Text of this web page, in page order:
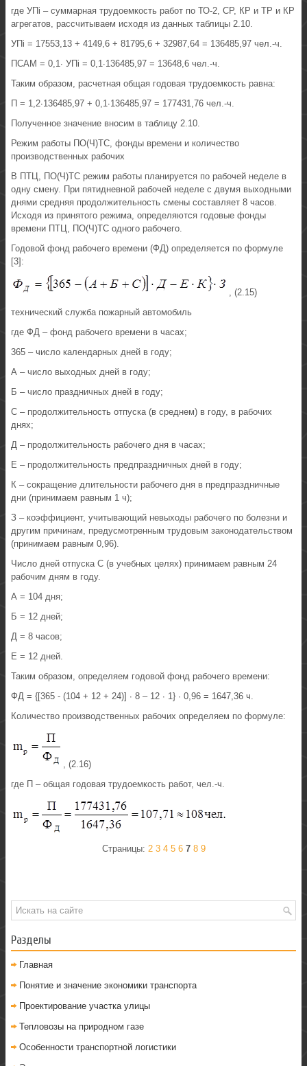
где УПi – суммарная трудоемкость работ по ТО-2, СР, КР и ТР и КР
агрегатов, рассчитываем исходя из данных таблицы 2.10.
УПi = 17553,13 + 4149,6 + 81795,6 + 32987,64 = 136485,97 чел.-ч.
ПСАМ = 0,1· УПi = 0,1·136485,97 = 13648,6 чел.-ч.
Таким образом, расчетная общая годовая трудоемкость равна:
П = 1,2·136485,97 + 0,1·136485,97 = 177431,76 чел.-ч.
Полученное значение вносим в таблицу 2.10.
Режим работы ПО(Ч)ТС, фонды времени и количество
производственных рабочих
В ПТЦ, ПО(Ч)ТС режим работы планируется по рабочей неделе в
одну смену. При пятидневной рабочей неделе с двумя выходными
днями средняя продолжительность смены составляет 8 часов.
Исходя из принятого режима, определяются годовые фонды
времени ПТЦ, ПО(Ч)ТС одного рабочего.
Годовой фонд рабочего времени (ФД) определяется по формуле
[3]:
, (2.15)
технический служба пожарный автомобиль
где ФД – фонд рабочего времени в часах;
365 – число календарных дней в году;
А – число выходных дней в году;
Б – число праздничных дней в году;
С – продолжительность отпуска (в среднем) в году, в рабочих
днях;
Д – продолжительность рабочего дня в часах;
Е – продолжительность предпраздничных дней в году;
К – сокращение длительности рабочего дня в предпраздничные
дни (принимаем равным 1 ч);
З – коэффициент, учитывающий невыходы рабочего по болезни и
другим причинам, предусмотренным трудовым законодательством
(принимаем равным 0,96).
Число дней отпуска С (в учебных целях) принимаем равным 24
рабочим дням в году.
А = 104 дня;
Б = 12 дней;
Д = 8 часов;
Е = 12 дней.
Таким образом, определяем годовой фонд рабочего времени:
ФД = {[365 - (104 + 12 + 24)] · 8 – 12 · 1} · 0,96 = 1647,36 ч.
Количество производственных рабочих определяем по формуле:
, (2.16)
где П – общая годовая трудоемкость работ, чел.-ч.
Страницы: 2 3 4 5 6 7 8 9
Разделы
Главная
Понятие и значение экономики транспорта
Проектирование участка улицы
Тепловозы на природном газе
Особенности транспортной логистики